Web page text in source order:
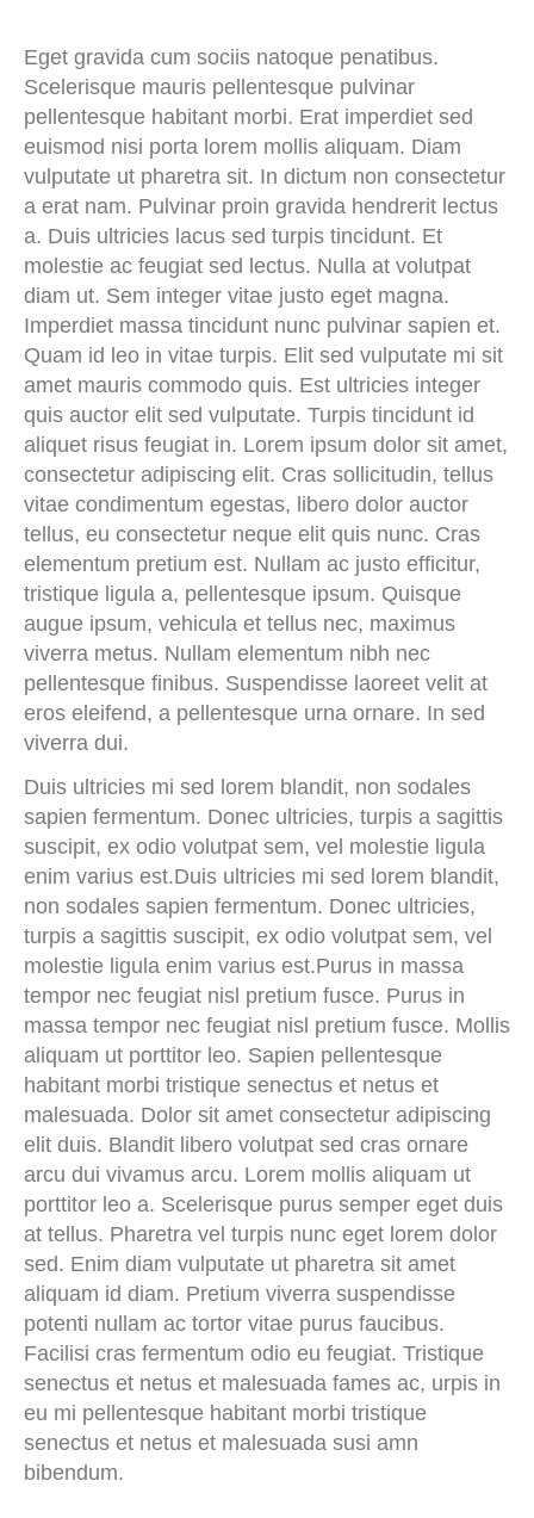
Eget gravida cum sociis natoque penatibus.
Scelerisque mauris pellentesque pulvinar
pellentesque habitant morbi. Erat imperdiet sed
euismod nisi porta lorem mollis aliquam. Diam
vulputate ut pharetra sit. In dictum non consectetur
a erat nam. Pulvinar proin gravida hendrerit lectus
a. Duis ultricies lacus sed turpis tincidunt. Et
molestie ac feugiat sed lectus. Nulla at volutpat
diam ut. Sem integer vitae justo eget magna.
Imperdiet massa tincidunt nunc pulvinar sapien et.
Quam id leo in vitae turpis. Elit sed vulputate mi sit
amet mauris commodo quis. Est ultricies integer
quis auctor elit sed vulputate. Turpis tincidunt id
aliquet risus feugiat in. Lorem ipsum dolor sit amet,
consectetur adipiscing elit. Cras sollicitudin, tellus
vitae condimentum egestas, libero dolor auctor
tellus, eu consectetur neque elit quis nunc. Cras
elementum pretium est. Nullam ac justo efficitur,
tristique ligula a, pellentesque ipsum. Quisque
augue ipsum, vehicula et tellus nec, maximus
viverra metus. Nullam elementum nibh nec
pellentesque finibus. Suspendisse laoreet velit at
eros eleifend, a pellentesque urna ornare. In sed
viverra dui.
Duis ultricies mi sed lorem blandit, non sodales
sapien fermentum. Donec ultricies, turpis a sagittis
suscipit, ex odio volutpat sem, vel molestie ligula
enim varius est.Duis ultricies mi sed lorem blandit,
non sodales sapien fermentum. Donec ultricies,
turpis a sagittis suscipit, ex odio volutpat sem, vel
molestie ligula enim varius est.Purus in massa
tempor nec feugiat nisl pretium fusce. Purus in
massa tempor nec feugiat nisl pretium fusce. Mollis
aliquam ut porttitor leo. Sapien pellentesque
habitant morbi tristique senectus et netus et
malesuada. Dolor sit amet consectetur adipiscing
elit duis. Blandit libero volutpat sed cras ornare
arcu dui vivamus arcu. Lorem mollis aliquam ut
porttitor leo a. Scelerisque purus semper eget duis
at tellus. Pharetra vel turpis nunc eget lorem dolor
sed. Enim diam vulputate ut pharetra sit amet
aliquam id diam. Pretium viverra suspendisse
potenti nullam ac tortor vitae purus faucibus.
Facilisi cras fermentum odio eu feugiat. Tristique
senectus et netus et malesuada fames ac, urpis in
eu mi pellentesque habitant morbi tristique
senectus et netus et malesuada susi amn
bibendum.